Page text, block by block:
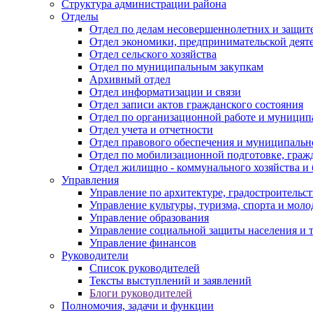
Структура администрации района
Отделы
Отдел по делам несовершеннолетних и
Отдел экономики, предпринимательской
Отдел сельского хозяйства
Отдел по муниципальным закупкам
Архивный отдел
Отдел информатизации и связи
Отдел записи актов гражданского состояния
Отдел по организационной работе и
Отдел учета и отчетности
Отдел правового обеспечения и
Отдел по мобилизационной подготовке,
Отдел жилищно - коммунального хозяйства и
Управления
Управление по архитектуре,
Управление культуры, туризма, спорта и
Управление образования
Управление социальной защиты населения и
Управление финансов
Руководители
Список руководителей
Тексты выступлений и заявлений
Блоги руководителей
Полномочия, задачи и функции